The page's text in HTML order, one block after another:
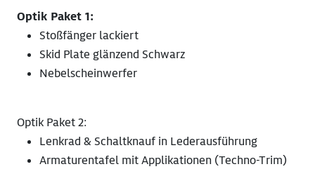
Optik Paket 1:
Stoßfänger lackiert
Skid Plate glänzend Schwarz
Nebelscheinwerfer
Optik Paket 2:
Lenkrad & Schaltknauf in Lederausführung
Armaturentafel mit Applikationen (Techno-Trim)